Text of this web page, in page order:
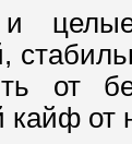
целые
от
от